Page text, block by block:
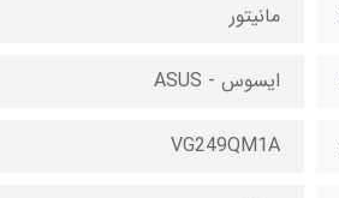
مانیتور
ایسوس - ASUS
VG249QM1A